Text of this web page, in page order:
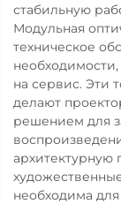
стабильную
Модульная
техническое
на сервис. Эти
делают
решением для
архитектурную
необходима